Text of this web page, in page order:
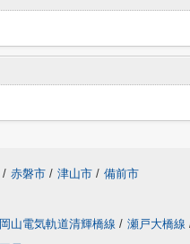
/ 赤磐市 / 津山市 / 備前市
岡山電気軌道清輝橋線 / 瀬戸大橋線